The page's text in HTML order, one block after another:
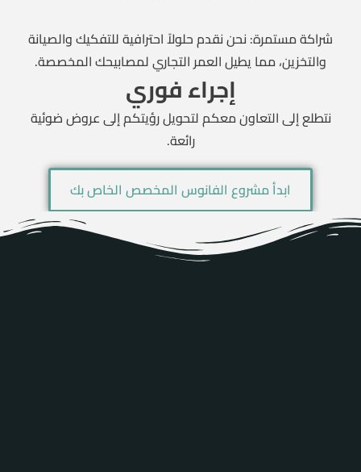
شراكة مستمرة: نحن نقدم حلولاً احترافية للتفكيك والصيانة
والتخزين، مما يطيل العمر التجاري لمصابيحك المخصصة.
إجراء فوري
نتطلع إلى التعاون معكم لتحويل رؤيتكم إلى عروض ضوئية
رائعة.
ابدأ مشروع الفانوس المخصص الخاص بك